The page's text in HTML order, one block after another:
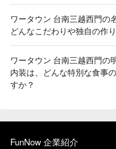
ワータウン 台南三越西門の
どんなこだわりや独自の作
ワータウン 台南三越西門の
内装は、どんな特別な食事
すか？
FunNow 企業紹介